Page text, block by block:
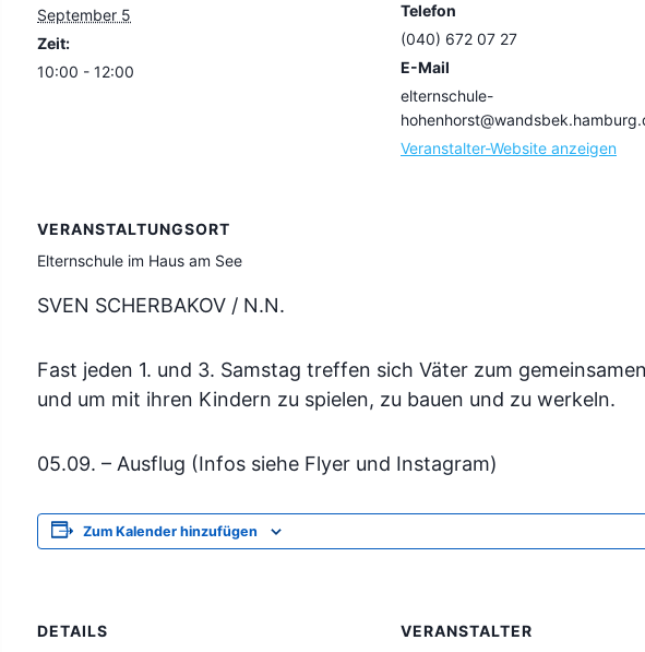
September 5
Zeit:
10:00 - 12:00
Telefon
(040) 672 07 27
E-Mail
elternschule-
Veranstalter-Website anzeigen
VERANSTALTUNGSORT
Elternschule im Haus am See
SVEN SCHERBAKOV / N.N.
Fast jeden 1. und 3. Samstag treffen sich Väter zum
und um mit ihren Kindern zu spielen, zu bauen und zu werkeln.
05.09. – Ausflug (Infos siehe Flyer und Instagram)
Zum Kalender hinzufügen
DETAILS
VERANSTALTER